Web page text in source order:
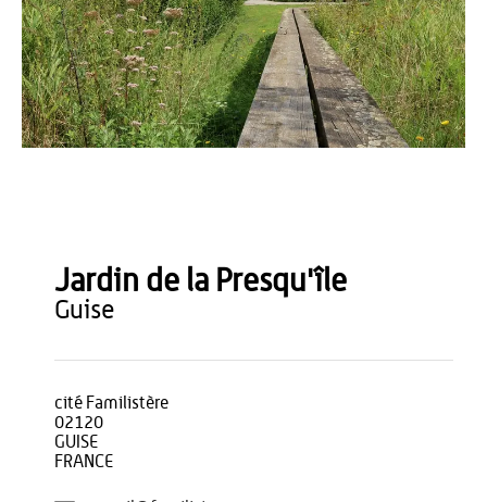
OT du Pays de Thiérache
Jardin de la Presqu'île
guise
cité Familistère
02120
GUISE
FRANCE